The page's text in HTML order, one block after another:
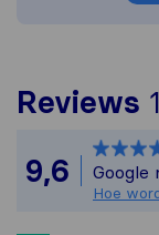
Reviews
9,6
Google
Hoe